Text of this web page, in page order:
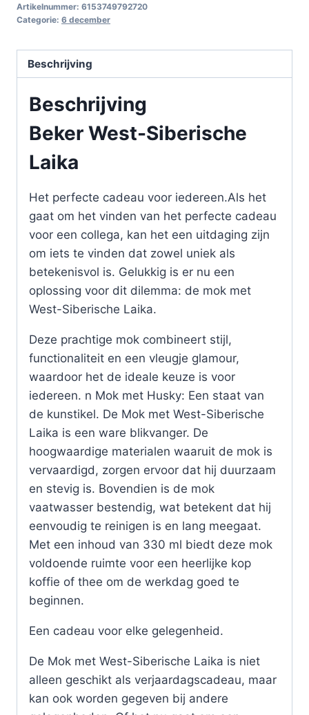
Artikelnummer: 6153749792720
Categorie: 6 december
Beschrijving
Beschrijving
Beker West-Siberische
Laika
Het perfecte cadeau voor iedereen.Als het
gaat om het vinden van het perfecte cadeau
voor een collega, kan het een uitdaging zijn
om iets te vinden dat zowel uniek als
betekenisvol is. Gelukkig is er nu een
oplossing voor dit dilemma: de mok met
West-Siberische Laika.
Deze prachtige mok combineert stijl,
functionaliteit en een vleugje glamour,
waardoor het de ideale keuze is voor
iedereen. n Mok met Husky: Een staat van
de kunstikel. De Mok met West-Siberische
Laika is een ware blikvanger. De
hoogwaardige materialen waaruit de mok is
vervaardigd, zorgen ervoor dat hij duurzaam
en stevig is. Bovendien is de mok
vaatwasser bestendig, wat betekent dat hij
eenvoudig te reinigen is en lang meegaat.
Met een inhoud van 330 ml biedt deze mok
voldoende ruimte voor een heerlijke kop
koffie of thee om de werkdag goed te
beginnen.
Een cadeau voor elke gelegenheid.
De Mok met West-Siberische Laika is niet
alleen geschikt als verjaardagscadeau, maar
kan ook worden gegeven bij andere